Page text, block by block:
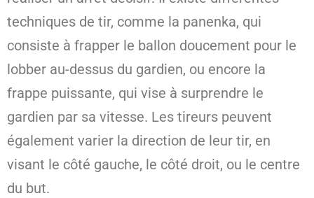
techniques de tir, comme la panenka, qui
consiste à frapper le ballon doucement pour le
lobber au-dessus du gardien, ou encore la
frappe puissante, qui vise à surprendre le
gardien par sa vitesse. Les tireurs peuvent
également varier la direction de leur tir, en
visant le côté gauche, le côté droit, ou le centre
du but.